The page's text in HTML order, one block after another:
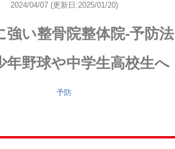
2024/04/07 (更新日:2025/01/20)
強い整骨院整体院-予防
年野球や中学生高校生へ
予防